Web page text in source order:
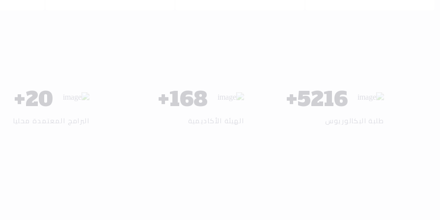
6137
+
طلبة البكالوريوس
200
+
الهيئة الأكاديمية
25
+
البرامج المعتمدة محليا